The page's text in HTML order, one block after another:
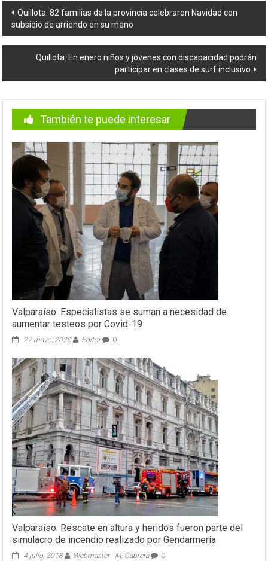
Navegación
de
entradas
Quillota: 82 familias de la provincia celebraron Navidad con
subsidio de arriendo en su mano
Quillota: En enero niños y jóvenes con discapacidad podrán
participar en clases de surf inclusivo
También te puede interesar
Valparaíso: Especialistas se suman a necesidad de
aumentar testeos por Covid-19
27 mayo, 2020 Editor 0
Valparaíso: Rescate en altura y heridos fueron parte del
simulacro de incendio realizado por Gendarmería
4 julio, 2018 Webmaster - M. Cabrera 0